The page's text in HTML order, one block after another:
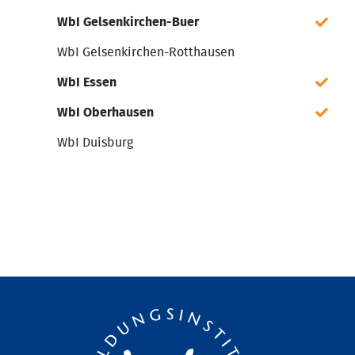
WbI Gelsenkirchen-Buer
WbI Gelsenkirchen-Rotthausen
WbI Essen
WbI Oberhausen
WbI Duisburg